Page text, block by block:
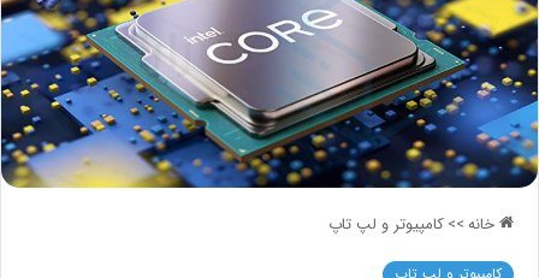
خانه>>کامپیوتر و لپ تاپ